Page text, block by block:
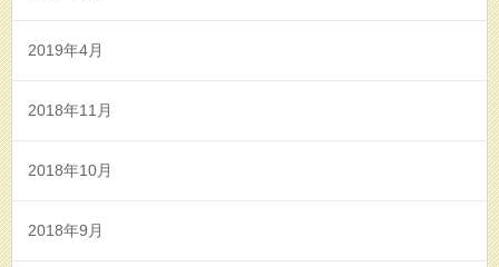
2019年4月
2018年11月
2018年10月
2018年9月